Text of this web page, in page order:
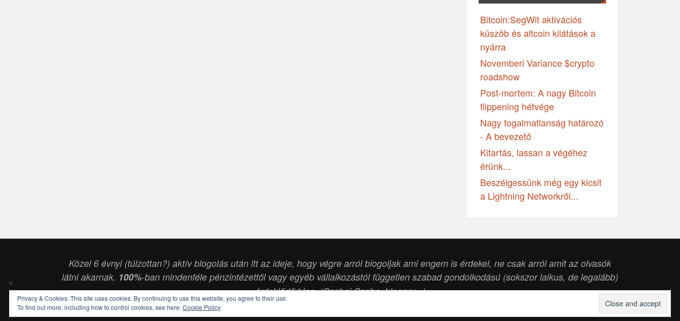
Bitcoin:SegWit aktivációs
küszöb és altcoin kilátások a
nyárra
Novemberi Variance $crypto
roadshow
Post-mortem: A nagy Bitcoin
flippening hétvége
Nagy fogalmatlanság határozó
- A bevezető
Kitartás, lassan a végéhez
érünk...
Beszélgessünk még egy kicsit
a Lightning Networkről...
Közel 6 évnyi (túlzottan?) aktív blogolás után itt az ideje, hogy végre arról blogoljak ami engem is érdekel, ne csak arról amit az olvasók
látni akarnak. 100%-ban mindenféle pénzintézettől vagy egyéb vállalkozástól független szabad gondolkodású (sokszor laikus, de legalább)
érdeklődő blog. (Csabai Csaba, blogger...)
Privacy & Cookies: This site uses cookies. By continuing to use this website, you agree to their use.
To find out more, including how to control cookies, see here:Cookie Policy